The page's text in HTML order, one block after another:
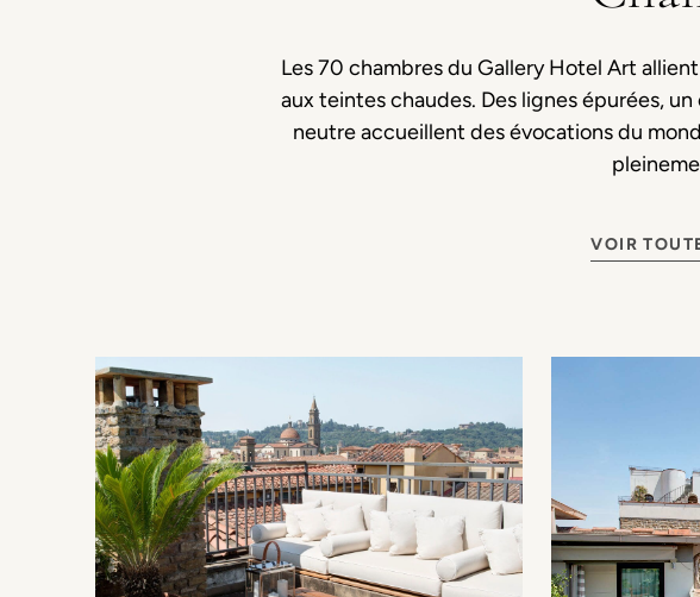
Les 70 chambres du Gallery Hotel Art
aux teintes chaudes. Des lignes épurées,
neutre accueillent des évocations du
VOIR